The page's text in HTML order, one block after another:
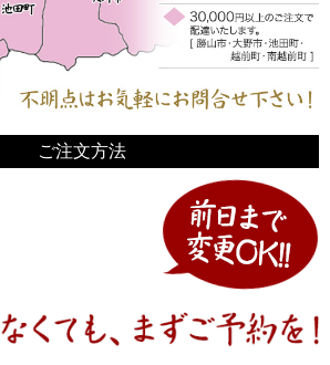
ご注文方法